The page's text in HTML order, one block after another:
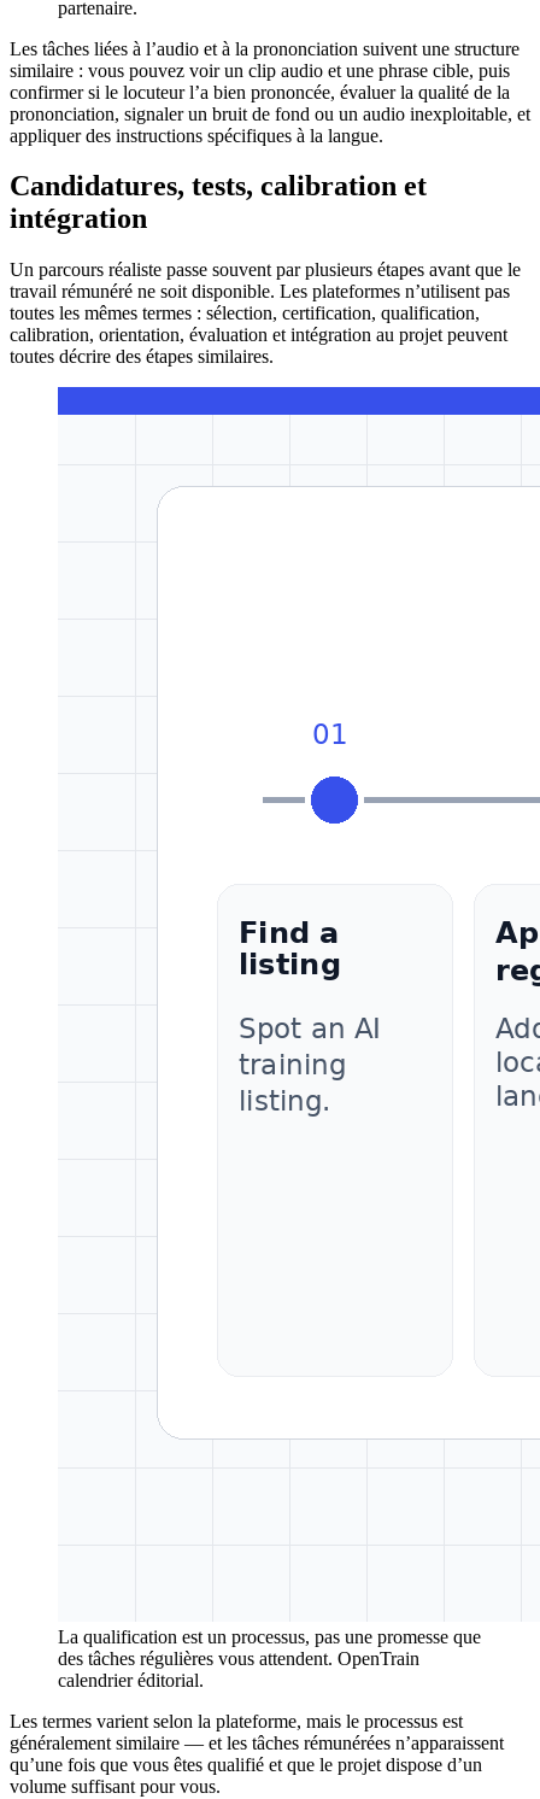
partenaire.
Les tâches liées à l’audio et à la prononciation suivent une structure
similaire : vous pouvez voir un clip audio et une phrase cible, puis
confirmer si le locuteur l’a bien prononcée, évaluer la qualité de la
prononciation, signaler un bruit de fond ou un audio inexploitable, et
appliquer des instructions spécifiques à la langue.
Candidatures, tests, calibration et
intégration
Un parcours réaliste passe souvent par plusieurs étapes avant que le
travail rémunéré ne soit disponible. Les plateformes n’utilisent pas
toutes les mêmes termes : sélection, certification, qualification,
calibration, orientation, évaluation et intégration au projet peuvent
toutes décrire des étapes similaires.
La qualification est un processus, pas une promesse que
des tâches régulières vous attendent. OpenTrain
calendrier éditorial.
Les termes varient selon la plateforme, mais le processus est
généralement similaire — et les tâches rémunérées n’apparaissent
qu’une fois que vous êtes qualifié et que le projet dispose d’un
volume suffisant pour vous.